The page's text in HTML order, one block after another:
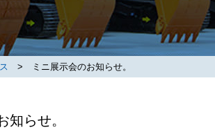
> ミニ展示会のお知らせ。
知らせ。